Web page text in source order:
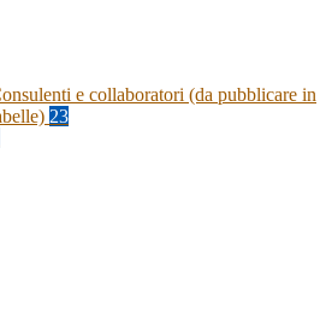
e collaboratori (da pubblicare in
23